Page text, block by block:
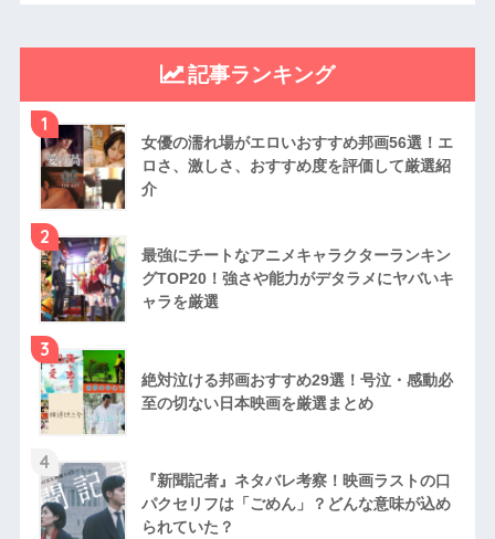
記事ランキング
1
女優の濡れ場がエロいおすすめ邦画56選！エ
ロさ、激しさ、おすすめ度を評価して厳選紹
介
2
最強にチートなアニメキャラクターランキン
グTOP20！強さや能力がデタラメにヤバいキ
ャラを厳選
3
絶対泣ける邦画おすすめ29選！号泣・感動必
至の切ない日本映画を厳選まとめ
4
『新聞記者』ネタバレ考察！映画ラストの口
パクセリフは「ごめん」？どんな意味が込め
られていた？